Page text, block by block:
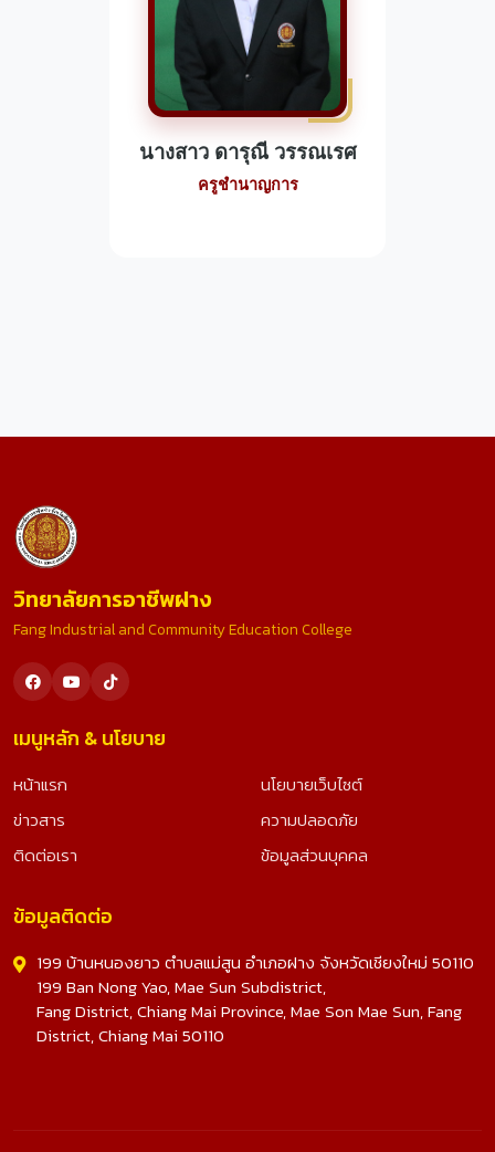
นางสาว ดารุณี วรรณเรศ
ครูชำนาญการ
วิทยาลัยการอาชีพฝาง
Fang Industrial and Community Education College
เมนูหลัก & นโยบาย
หน้าแรก
ข่าวสาร
ติดต่อเรา
นโยบายเว็บไซต์
ความปลอดภัย
ข้อมูลส่วนบุคคล
ข้อมูลติดต่อ
199 บ้านหนองยาว ตำบลแม่สูน อำเภอฝาง จังหวัดเชียงใหม่ 50110
199 Ban Nong Yao, Mae Sun Subdistrict,
Fang District, Chiang Mai Province, Mae Son Mae Sun, Fang
District, Chiang Mai 50110